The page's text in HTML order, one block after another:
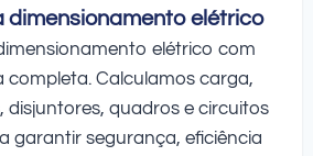
dimensionamento elétrico
elétrico com
completa. Calculamos carga,
disjuntores, quadros e circuitos
garantir segurança, eficiência